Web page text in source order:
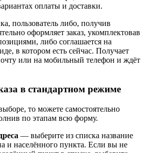
оплаты и доставки.
пользователь либо, получив
оформляет заказ, укомплектовав
либо соглашается на
в котором есть сейчас. Получает
или на мобильный телефон и ждёт
в стандартном режиме
то можете самостоятельно
по этапам всю форму.
— выберите из списка название
и населённого пункта. Если вы не